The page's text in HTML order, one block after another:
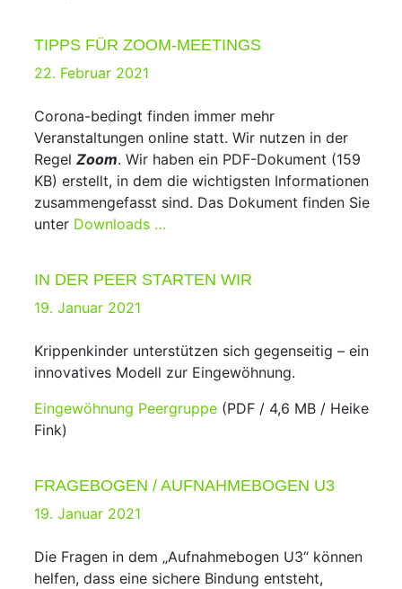
TIPPS FÜR ZOOM-MEETINGS
Posted
22. Februar 2021
Corona-bedingt finden immer mehr
Veranstaltungen online statt. Wir nutzen in der
Regel Zoom. Wir haben ein PDF-Dokument (159
KB) erstellt, in dem die wichtigsten Informationen
zusammengefasst sind. Das Dokument finden Sie
unter Downloads …
IN DER PEER STARTEN WIR
Posted
19. Januar 2021
Krippenkinder unterstützen sich gegenseitig – ein
innovatives Modell zur Eingewöhnung.
Eingewöhnung Peergruppe(PDF / 4,6 MB / Heike
Fink)
FRAGEBOGEN / AUFNAHMEBOGEN U3
Posted
19. Januar 2021
Die Fragen in dem „Aufnahmebogen U3“ können
helfen, dass eine sichere Bindung entsteht,